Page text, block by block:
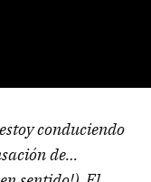
conduciendo
de…